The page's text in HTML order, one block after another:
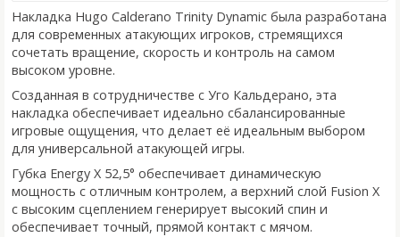
Накладка Hugo Calderano Trinity Dynamic была разработана
для современных атакующих игроков, стремящихся
сочетать вращение, скорость и контроль на самом
высоком уровне.
Созданная в сотрудничестве с Уго Кальдерано, эта
накладка обеспечивает идеально сбалансированные
игровые ощущения, что делает её идеальным выбором
для универсальной атакующей игры.
Губка Energy X 52,5° обеспечивает динамическую
мощность с отличным контролем, а верхний слой Fusion X
с высоким сцеплением генерирует высокий спин и
обеспечивает точный, прямой контакт с мячом.